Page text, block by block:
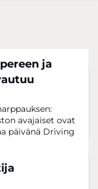
ja
avajaiset ovat
päivänä Driving
digitalisaation,